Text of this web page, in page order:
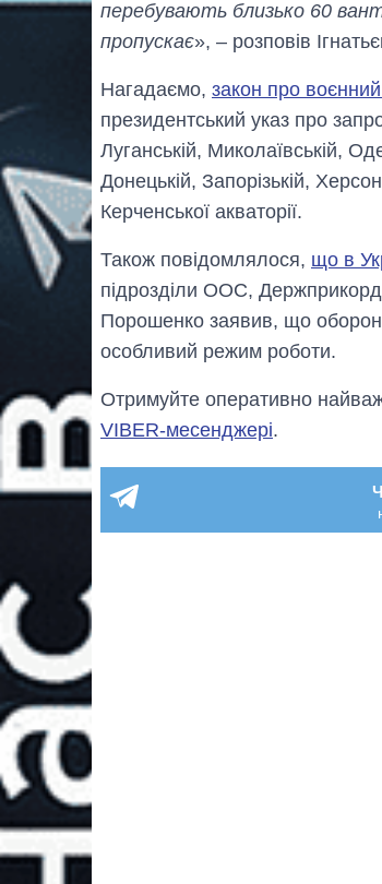
перебувають близько 60
пропускає», – розповів
Нагадаємо, закон про
президентський указ про
Луганській, Миколаївській,
Донецькій, Запорізькій,
Керченської акваторії.
Також повідомлялося, що в
підрозділи ООС,
Порошенко заявив, що
особливий режим роботи.
Отримуйте оперативно
VIBER-месенджері.